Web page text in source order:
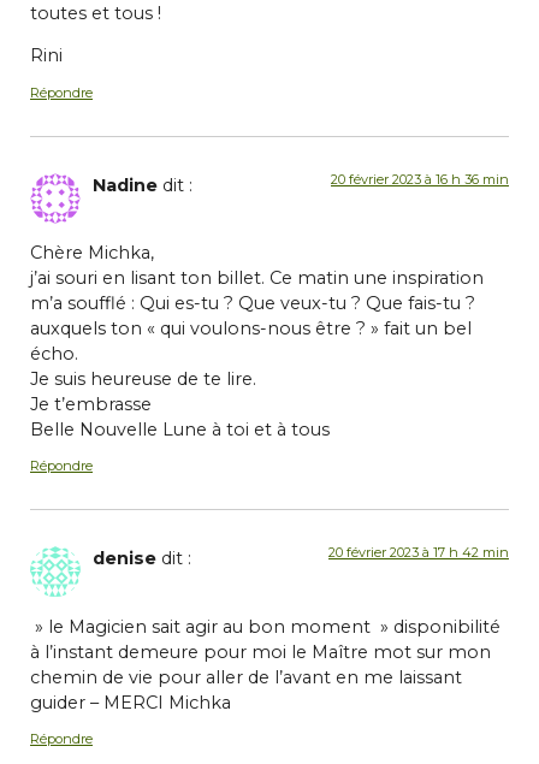
toutes et tous !
Rini
Répondre
Nadine dit : 20 février 2023 à 16 h 36 min
Chère Michka,
j’ai souri en lisant ton billet. Ce matin une inspiration
m’a soufflé : Qui es-tu ? Que veux-tu ? Que fais-tu ?
auxquels ton « qui voulons-nous être ? » fait un bel
écho.
Je suis heureuse de te lire.
Je t’embrasse
Belle Nouvelle Lune à toi et à tous
Répondre
denise dit : 20 février 2023 à 17 h 42 min
» le Magicien sait agir au bon moment » disponibilité
à l’instant demeure pour moi le Maître mot sur mon
chemin de vie pour aller de l’avant en me laissant
guider – MERCI Michka
Répondre